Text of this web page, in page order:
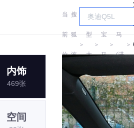
当
前
位
置:
搜
狐
汽
车
＞
车
型
大
全
＞
宝
马
＞
马
(进
口)
＞
内饰
469张
空间